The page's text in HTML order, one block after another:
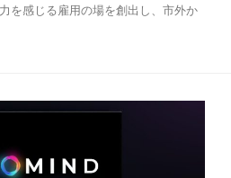
を感じる雇用の場を創出し、市外か